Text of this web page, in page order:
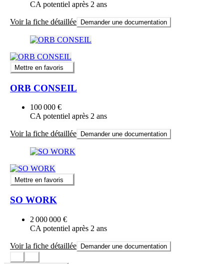
CA potentiel après 2 ans
Voir la fiche détaillée Demander une documentation
Mettre en favoris
ORB CONSEIL
100 000 €
CA potentiel après 2 ans
Voir la fiche détaillée Demander une documentation
Mettre en favoris
SO WORK
2 000 000 €
CA potentiel après 2 ans
Voir la fiche détaillée Demander une documentation